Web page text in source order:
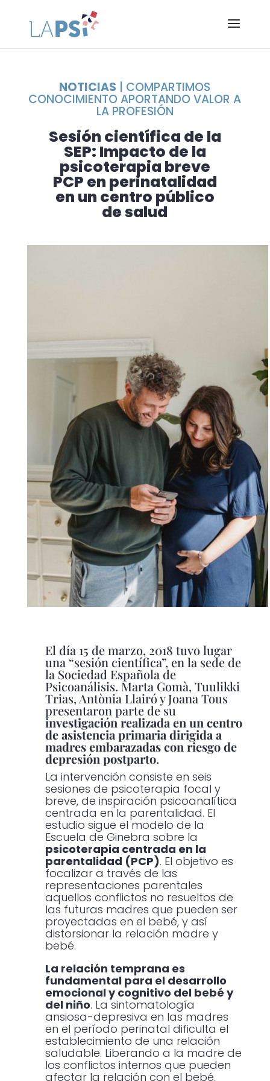
NOTICIAS | COMPARTIMOS
CONOCIMIENTO APORTANDO VALOR A
LA PROFESIÓN
Sesión científica de la
SEP: Impacto de la
psicoterapia breve
PCP en perinatalidad
en un centro público
de salud
El día 15 de marzo, 2018 tuvo lugar
una “sesión científica”, en la sede de
la Sociedad Española de
Psicoanálisis. Marta Gomà, Tuulikki
Trias, Antònia Llairó y Joana Tous
presentaron parte de su
investigación realizada en un centro
de asistencia primaria dirigida a
madres embarazadas con riesgo de
depresión postparto.
La intervención consiste en seis
sesiones de psicoterapia focal y
breve, de inspiración psicoanalítica
centrada en la parentalidad. El
estudio sigue el modelo de la
Escuela de Ginebra sobre la
psicoterapia centrada en la
parentalidad (PCP). El objetivo es
focalizar a través de las
representaciones parentales
aquellos conflictos no resueltos de
las futuras madres que pueden ser
proyectadas en el bebé, y así
distorsionar la relación madre y
bebé.
La relación temprana es
fundamental para el desarrollo
emocional y cognitivo del bebé y
del niño. La sintomatología
ansiosa-depresiva en las madres
en el período perinatal dificulta el
establecimiento de una relación
saludable. Liberando a la madre de
los conflictos internos que pueden
afectar la relación con el bebé,